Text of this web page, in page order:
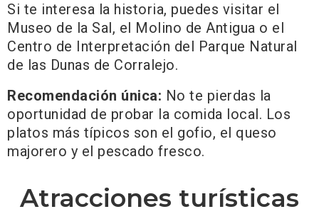
Si te interesa la historia, puedes visitar el
Museo de la Sal, el Molino de Antigua o el
Centro de Interpretación del Parque Natural
de las Dunas de Corralejo.
Recomendación única: No te pierdas la
oportunidad de probar la comida local. Los
platos más típicos son el gofio, el queso
majorero y el pescado fresco.
Atracciones turísticas